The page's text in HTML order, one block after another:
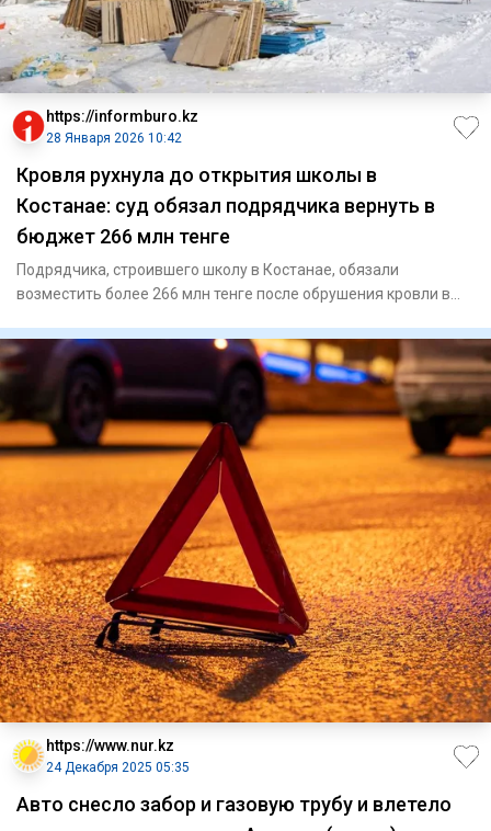
https://informburo.kz
28 Января 2026 10:42
Кровля рухнула до открытия школы в
Костанае: суд обязал подрядчика вернуть в
бюджет 266 млн тенге
Подрядчика, строившего школу в Костанае, обязали
возместить более 266 млн тенге после обрушения кровли в
https://www.nur.kz
24 Декабря 2025 05:35
Авто снесло забор и газовую трубу и влетело